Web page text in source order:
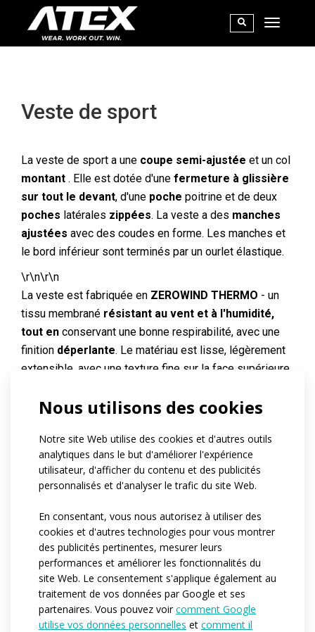
Nous utilisons des cookies
Notre site Web utilise des cookies et d'autres outils
analytiques dans le but d'améliorer l'expérience
utilisateur, d'afficher du contenu et des publicités
personnalisés et d'analyser le trafic du site Web.
En consentant, vous nous autorisez à utiliser des
cookies et d'autres technologies pour vous montrer
des publicités pertinentes, mesurer leurs
performances et améliorer les fonctionnalités du
site Web. Le consentement s'applique également au
traitement de vos données par Google et ses
partenaires. Vous pouvez voircomment Google
utilise vos données personnelles et comment il
Veste de sport
La veste de sport a une coupe semi-ajustée et un col
montant . Elle est dotée d'une fermeture à glissière
sur tout le devant, d'une poche poitrine et de deux
poches latérales zippées. La veste a des manches
ajustées avec des coudes en forme. Les manches et
le bord inférieur sont terminés par un ourlet élastique.
\r\n\r\n
La veste est fabriquée en ZEROWIND THERMO - un
tissu membrané résistant au vent et à l'humidité,
tout en conservant une bonne respirabilité, avec une
finition déperlante. Le matériau est lisse, légèrement
extensible, avec une texture fine sur la face supérieure,
chaude.
Sur demande, la veste peut être complétée par des
éléments réfléchissants.
Matériau:
Zerowind thermo
Variantes:
Pánská / Dámská
Tailles adulte:
XS / S / M / L / XL / XXL